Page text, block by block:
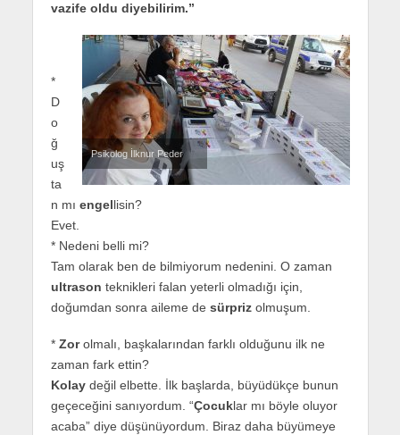
vazife oldu diyebilirim.”
Psikolog İlknur Peder
*
D
o
ğ
uş
ta
n mı engellisin?
Evet.
* Nedeni belli mi?
Tam olarak ben de bilmiyorum nedenini. O zaman
ultrason teknikleri falan yeterli olmadığı için,
doğumdan sonra aileme de sürprizolmuşum.
* Zorolmalı, başkalarından farklı olduğunu ilk ne
zaman fark ettin?
Kolaydeğil elbette. İlk başlarda, büyüdükçe bunun
geçeceğini sanıyordum. “Çocuklar mı böyle oluyor
acaba” diye düşünüyordum. Biraz daha büyümeye